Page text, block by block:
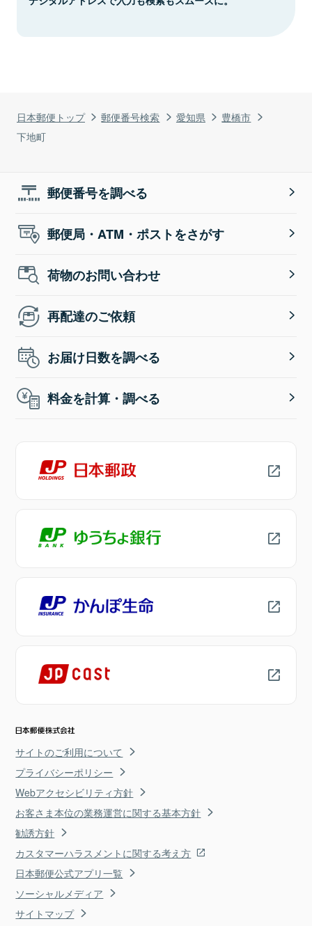
日本郵便トップ 郵便番号検索 愛知県
豊橋市
下地町
郵便番号を調べる
郵便局・ATM・ポストをさがす
荷物のお問い合わせ
再配達のご依頼
お届け日数を調べる
料金を計算・調べる
サイトのご利用について
プライバシーポリシー
Webアクセシビリティ方針
お客さま本位の業務運営に関する基本方針
勧誘方針
カスタマーハラスメントに関する考え方
日本郵便公式アプリ一覧
ソーシャルメディア
サイトマップ